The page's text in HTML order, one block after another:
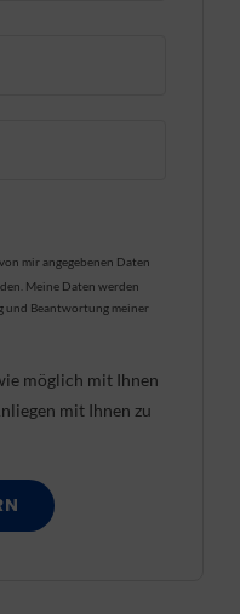
mir angegebenen Daten
Meine Daten werden
und Beantwortung meiner
möglich mit Ihnen
mit Ihnen zu